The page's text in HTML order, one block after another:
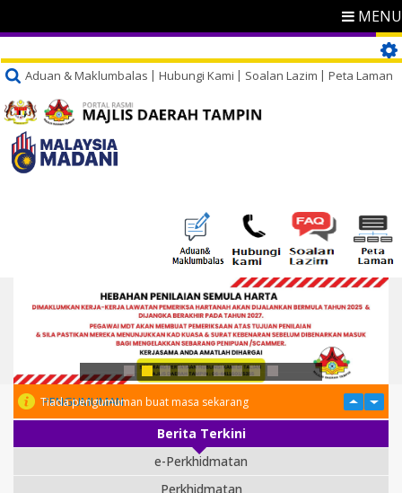
MENU
Aduan & Maklumbalas Hubungi Kami Soalan Lazim Peta Laman
PENGUMUMAN
Tiada pengumuman buat masa sekarang
Berita Terkini
e-Perkhidmatan
Perkhidmatan